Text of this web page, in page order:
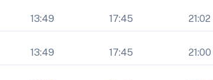
13:49 17:45 21:02
13:49 17:45 21:00